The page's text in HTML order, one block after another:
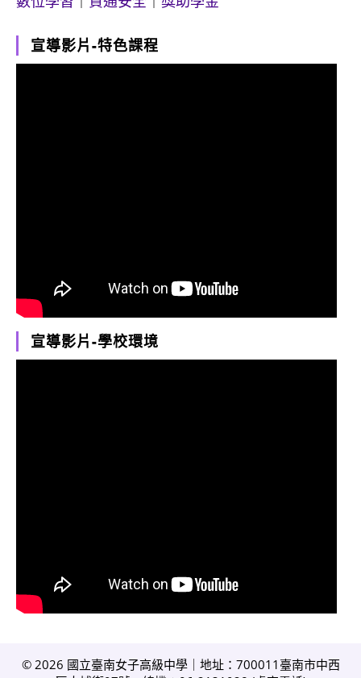
宣導影片-特色課程
宣導影片-學校環境
© 2026 國立臺南女子高級中學｜地址：700011臺南市中西